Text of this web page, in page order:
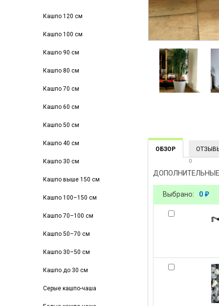
Кашпо 120 см
Кашпо 100 см
Кашпо 90 см
Кашпо 80 см
Кашпо 70 см
Кашпо 60 см
Кашпо 50 см
Кашпо 40 см
Кашпо 30 см
Кашпо выше 150 см
Кашпо 100–150 см
Кашпо 70–100 см
Кашпо 50–70 см
Кашпо 30–50 см
Кашпо до 30 см
Серые кашпо-чаша
ОБЗОР
0
Выбрано: 0 ₽